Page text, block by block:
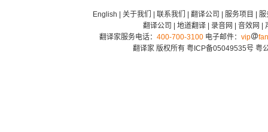
English 关于我们 联系我们 翻译公司 服务项目
服
翻译公司
地道翻译| 录音网 音效网
翻译家服务电话： 400-700-3100电子邮件： vip
翻译家 版权所有 粤ICP备05049535号 粤